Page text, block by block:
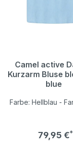
Camel active
Kurzarm Bluse
blue
Farbe: Hellblau -
79,95 €